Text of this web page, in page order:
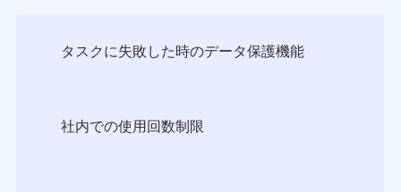
タスクに失敗した時のデータ保護機能
社内での使用回数制限